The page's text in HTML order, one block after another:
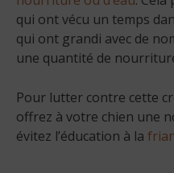
qui ont vécu un temps
qui ont grandi avec de
une quantité de
Pour lutter contre cette
offrez à votre chien une
évitez l’éducation à la